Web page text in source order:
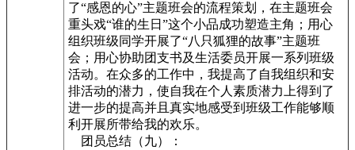
了“感恩的心”主题班会的流程策划，在主题班会
重头戏“谁的生日”这个小品成功塑造主角；用心
组织班级同学开展了“八只狐狸的故事”主题班
会；用心协助团支书及生活委员开展一系列班级
活动。在众多的工作中，我提高了自我组织和安
排活动的潜力，使自我在个人素质潜力上得到了
进一步的提高并且真实地感受到班级工作能够顺
利开展所带给我的欢乐。
团员总结（九）：